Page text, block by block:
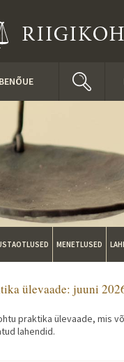
MENETLUSED
ülevaade: juuni
praktika ülevaade, mis
lahendid.